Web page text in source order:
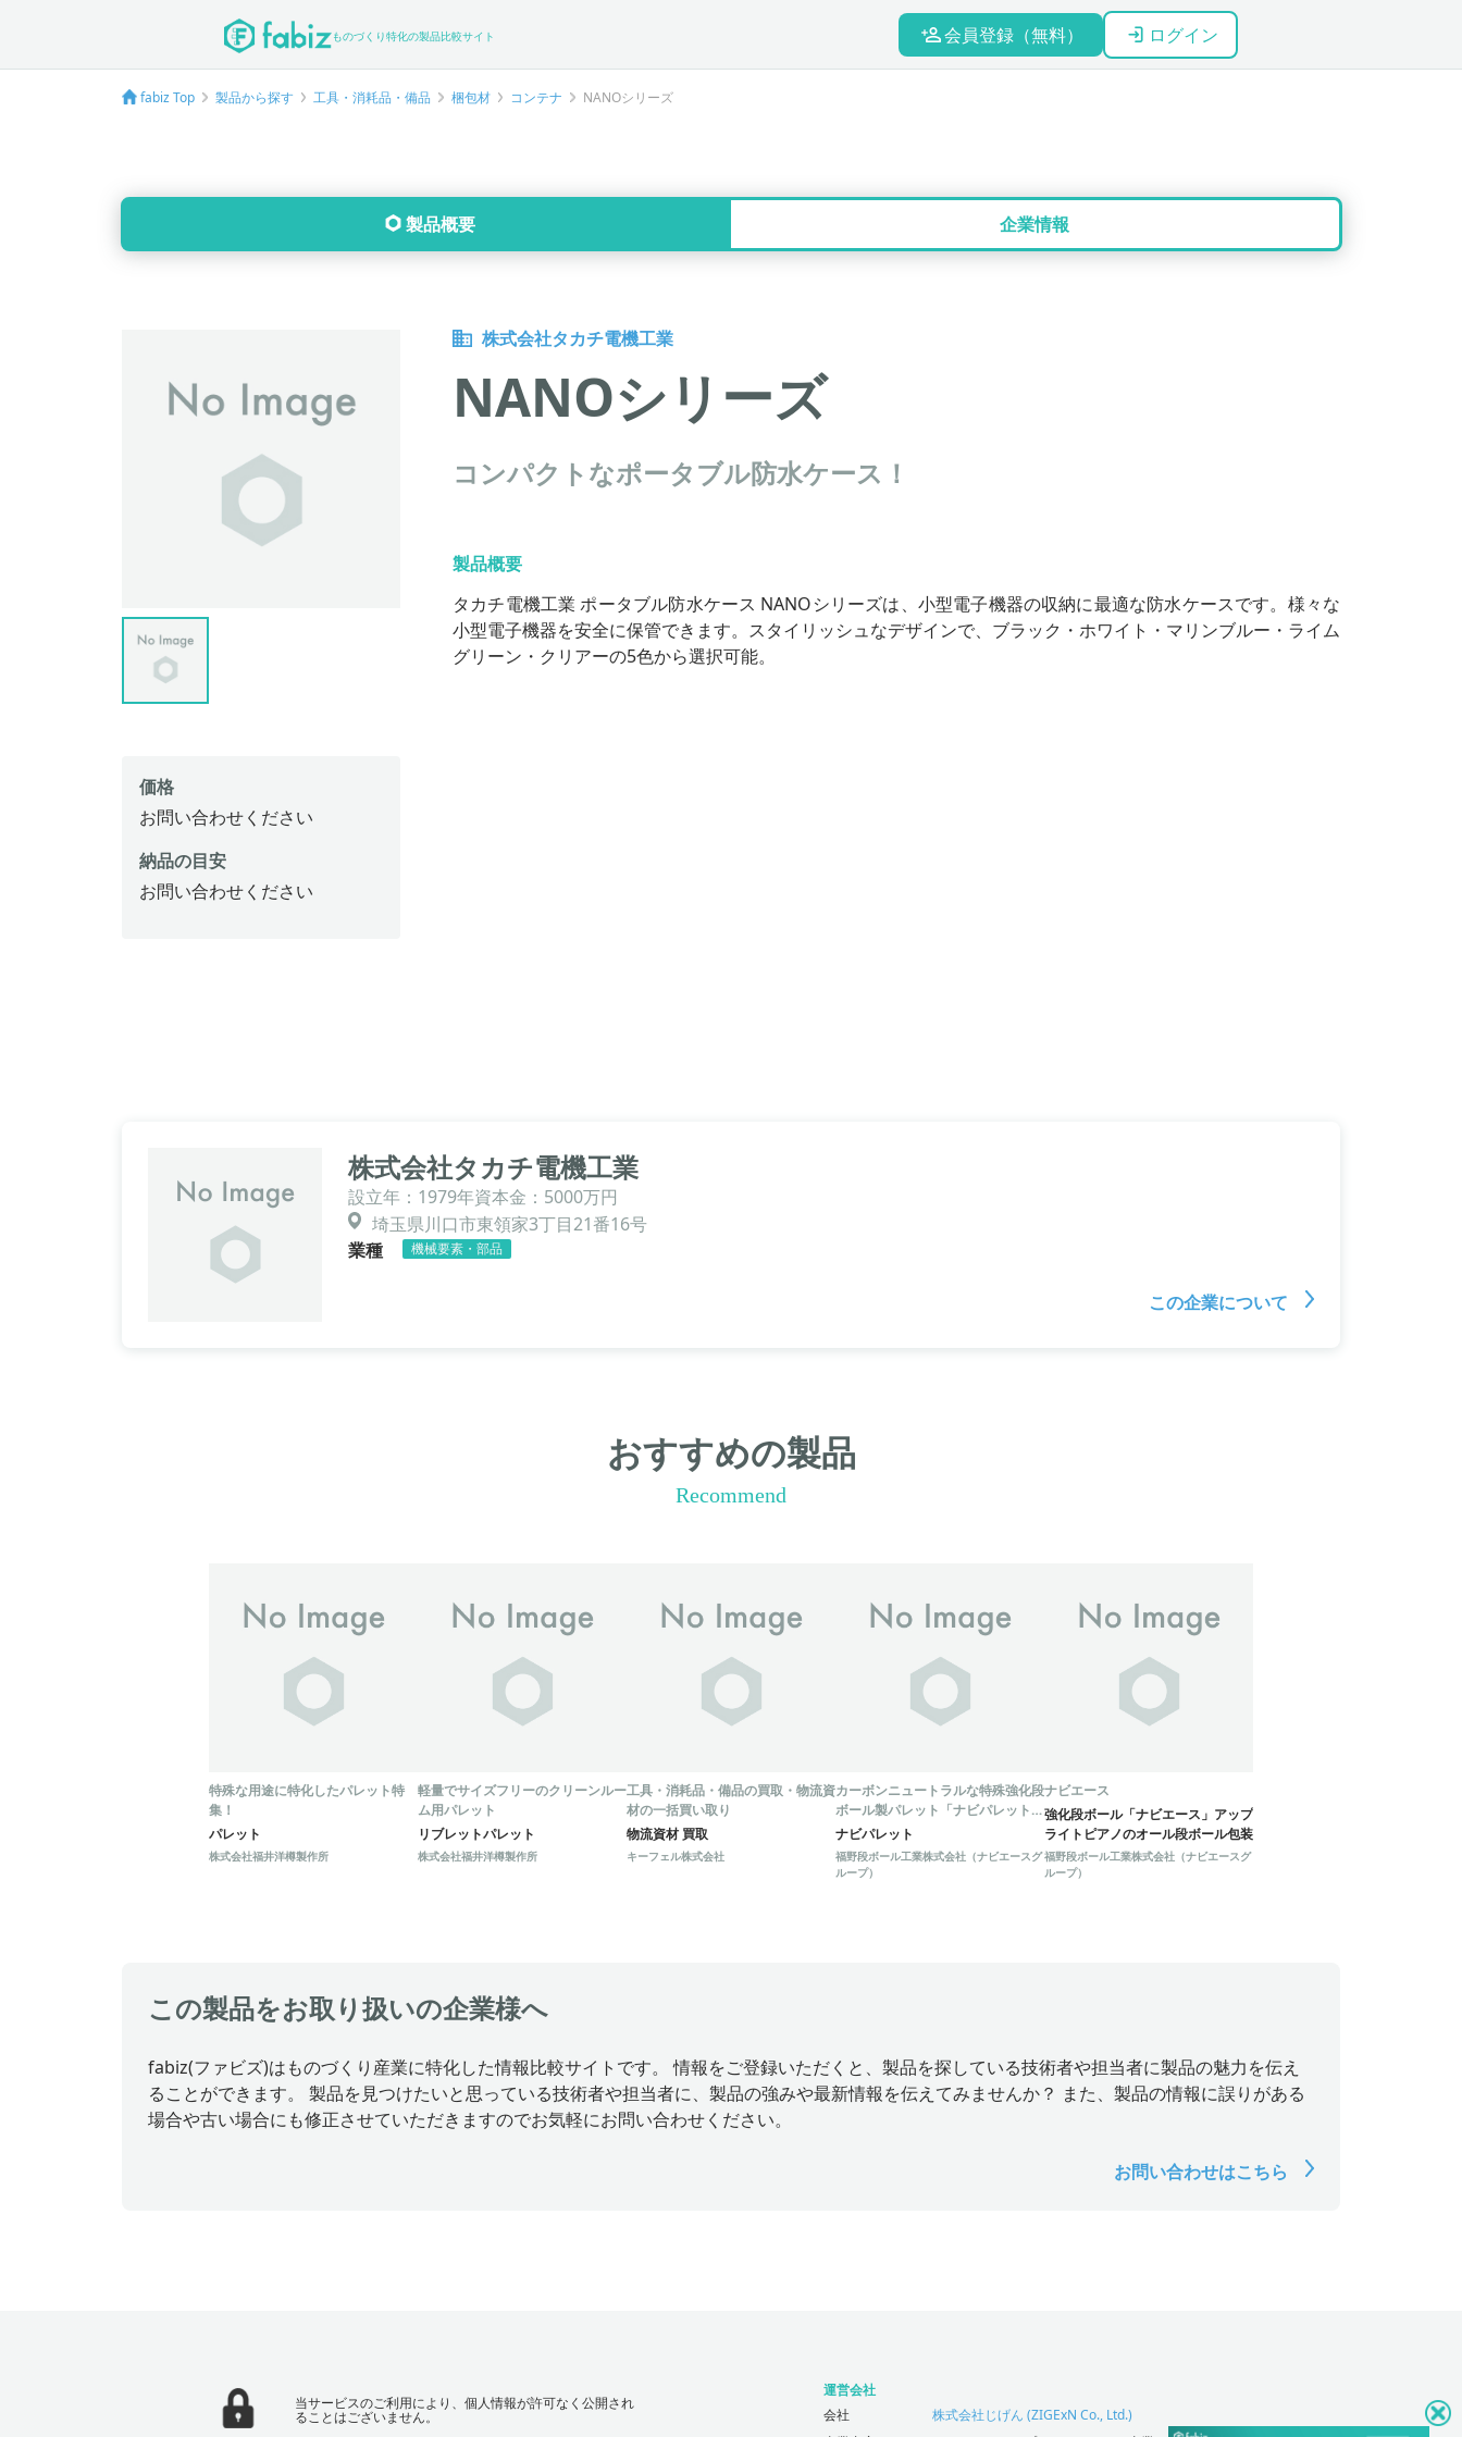
ものづくり特化の製品比較サイト 会員登録（無料） ログイン
fabiz Top 製品から探す 工具・消耗品・備品 梱包材 コンテナ NANOシリーズ
製品概要 企業情報
価格
お問い合わせください
納品の目安
お問い合わせください
株式会社タカチ電機工業
NANOシリーズ
コンパクトなポータブル防水ケース！
製品概要
タカチ電機工業 ポータブル防水ケース NANOシリーズは、小型電子機器の収納に最適な防水ケースです。様々な
小型電子機器を安全に保管できます。スタイリッシュなデザインで、ブラック・ホワイト・マリンブルー・ライム
グリーン・クリアーの5色から選択可能。
株式会社タカチ電機工業
設立年：1979年資本金：5000万円
埼玉県川口市東領家3丁目21番16号
業種
機械要素・部品
この企業について
おすすめの製品
Recommend
特殊な用途に特化したパレット特
集！
パレット
株式会社福井洋樽製作所
軽量でサイズフリーのクリーンルー
ム用パレット
リブレットパレット
株式会社福井洋樽製作所
工具・消耗品・備品の買取・物流資
材の一括買い取り
物流資材 買取
キーフェル株式会社
カーボンニュートラルな特殊強化段
ボール製パレット「ナビパレット」
は、物流環境に適した完全オーダー
メイド製品です。
ナビパレット
福野段ボール工業株式会社（ナビエースグ
ループ）
ナビエース
強化段ボール「ナビエース」アップ
ライトピアノのオール段ボール包装
福野段ボール工業株式会社（ナビエースグ
ループ）
この製品をお取り扱いの企業様へ
fabiz(ファビズ)はものづくり産業に特化した情報比較サイトです。 情報をご登録いただくと、製品を探している技術者や担当者に製品の魅力を伝え
ることができます。 製品を見つけたいと思っている技術者や担当者に、製品の強みや最新情報を伝えてみませんか？ また、製品の情報に誤りがある
場合や古い場合にも修正させていただきますのでお気軽にお問い合わせください。
お問い合わせはこちら
当サービスのご利用により、個人情報が許可なく公開され
ることはございません。
運営会社
会社
株式会社じげん (ZIGExN Co., Ltd.)